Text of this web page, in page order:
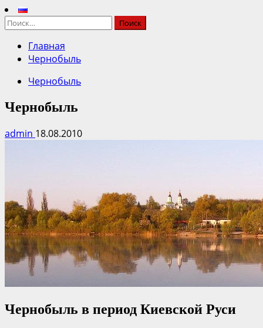
Найти:
Главная
Чернобыль
Чернобыль
Чернобыль
admin 18.08.2010
Чернобыль в период Киевской Руси